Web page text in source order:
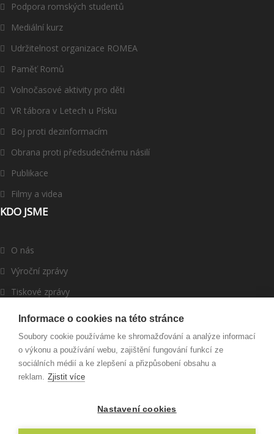
Podpora romských studentů
Mediální kurz
Udržitelnost organizace ROMEA
Paměť Romů
Volnočasové aktivity pro děti
VR tábora v Letech u Písku
Boj proti dezinformacím
Obrana proti předsudečnému násilí
Publikace
Filmy a videa
KDO JSME
O nás
Výroční zprávy
Tiskové zprávy
ROMEA v médiích
Dárci a partneři
Darujte
Informace o cookies na této stránce
Soubory cookie používáme ke shromažďování a analýze informací
o výkonu a používání webu, zajištění fungování funkcí ze
sociálních médií a ke zlepšení a přizpůsobení obsahu a
reklam. Zjistit více
Nastavení cookies